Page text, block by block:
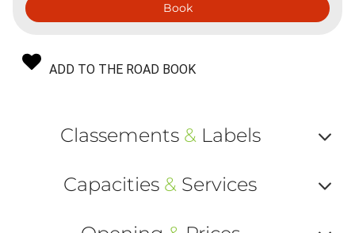
Book
ADD TO THE ROAD BOOK
Classements &Labels
ou
Capacities & Services